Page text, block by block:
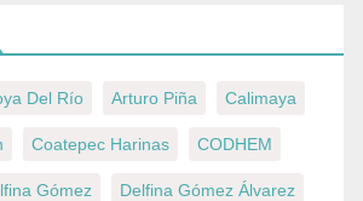
Del Río Arturo Piña Calimaya
Coatepec Harinas CODHEM
Gómez Delfina Gómez Álvarez